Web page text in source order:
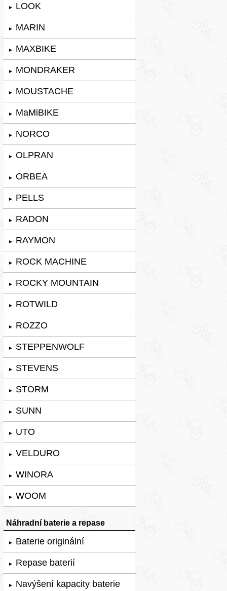
► LOOK
► MARIN
► MAXBIKE
► MONDRAKER
► MOUSTACHE
► MaMiBIKE
► NORCO
► OLPRAN
► ORBEA
► PELLS
► RADON
► RAYMON
► ROCK MACHINE
► ROCKY MOUNTAIN
► ROTWILD
► ROZZO
► STEPPENWOLF
► STEVENS
► STORM
► SUNN
► UTO
► VELDURO
► WINORA
► WOOM
Náhradní baterie a repase
► Baterie originální
► Repase baterií
► Navýšení kapacity baterie